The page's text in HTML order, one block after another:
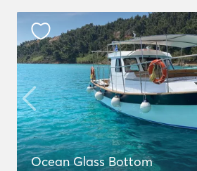
Ocean Glass Bottom